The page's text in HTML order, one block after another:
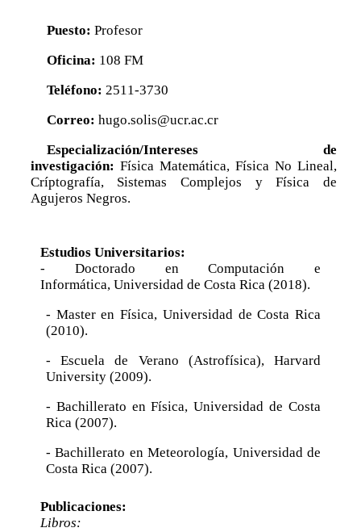
Posgrado
Sistema de Estudios de Posgrado
Contactos
Astrofísica
Ciencias de la Atmosfera
Física
Física Médica
Puesto: Profesor
Oficina: 108 FM
Teléfono: 2511-3730
Correo: hugo.solis@ucr.ac.cr
Especialización/Intereses de
investigación: Física Matemática, Física No Lineal,
Críptografía, Sistemas Complejos y Física de
Agujeros Negros.
Estudios Universitarios:
- Doctorado en Computación e
Informática, Universidad de Costa Rica (2018).
- Master en Física, Universidad de Costa Rica
(2010).
- Escuela de Verano (Astrofísica), Harvard
University (2009).
- Bachillerato en Física, Universidad de Costa
Rica (2007).
- Bachillerato en Meteorología, Universidad de
Costa Rica (2007).
Publicaciones:
Libros: